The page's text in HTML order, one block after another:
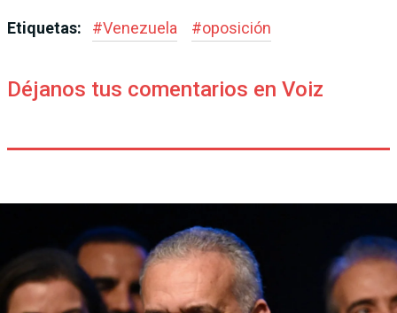
Etiquetas: #Venezuela #oposición
Déjanos tus comentarios en Voiz